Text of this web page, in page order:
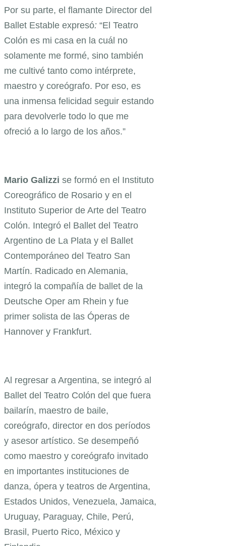
Por su parte, el flamante Director del
Ballet Estable expresó: “El Teatro
Colón es mi casa en la cuál no
solamente me formé, sino también
me cultivé tanto como intérprete,
maestro y coreógrafo. Por eso, es
una inmensa felicidad seguir estando
para devolverle todo lo que me
ofreció a lo largo de los años.”
Mario Galizzi se formó en el Instituto
Coreográfico de Rosario y en el
Instituto Superior de Arte del Teatro
Colón. Integró el Ballet del Teatro
Argentino de La Plata y el Ballet
Contemporáneo del Teatro San
Martín. Radicado en Alemania,
integró la compañía de ballet de la
Deutsche Oper am Rhein y fue
primer solista de las Óperas de
Hannover y Frankfurt.
Al regresar a Argentina, se integró al
Ballet del Teatro Colón del que fuera
bailarín, maestro de baile,
coreógrafo, director en dos períodos
y asesor artístico. Se desempeñó
como maestro y coreógrafo invitado
en importantes instituciones de
danza, ópera y teatros de Argentina,
Estados Unidos, Venezuela, Jamaica,
Uruguay, Paraguay, Chile, Perú,
Brasil, Puerto Rico, México y